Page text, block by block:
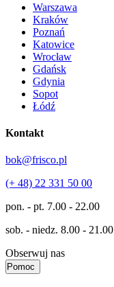
Warszawa
Kraków
Poznań
Katowice
Wrocław
Gdańsk
Gdynia
Sopot
Łódź
Kontakt
bok@frisco.pl
(+ 48) 22 331 50 00
pon. - pt. 7.00 - 22.00
sob. - niedz. 8.00 - 21.00
Obserwuj nas
Pomoc